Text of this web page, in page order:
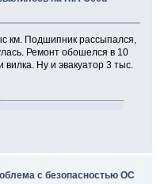
км. Подшипник рассыпался,
Ремонт обошелся в 10
Ну и эвакуатор 3 тыс.
с безопасностью ОС